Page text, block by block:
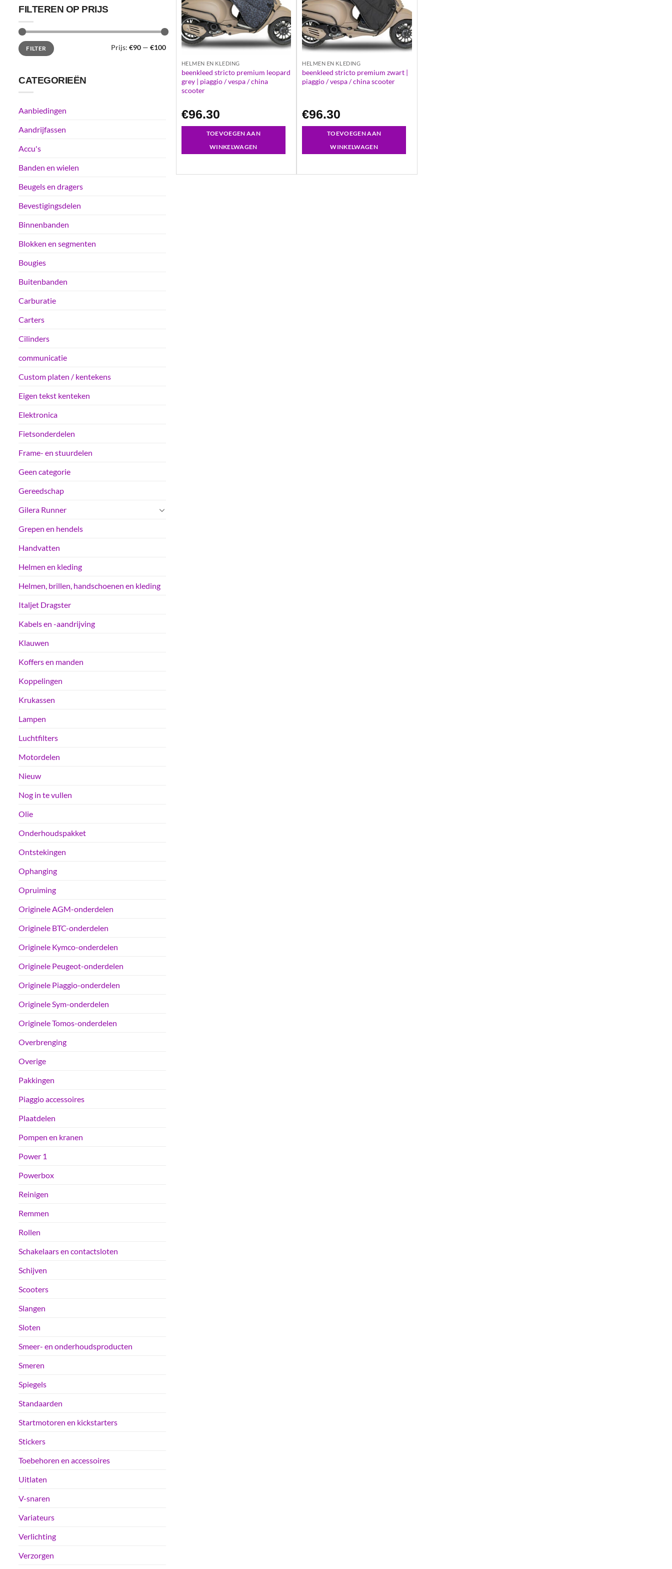
FILTEREN OP PRIJS
Min.
prijs
Max.
prijsFILTER Prijs: €90 — €100
CATEGORIEËN
Aanbiedingen
Aandrijfassen
Accu's
Banden en wielen
Beugels en dragers
Bevestigingsdelen
Binnenbanden
Blokken en segmenten
Bougies
Buitenbanden
Carburatie
Carters
Cilinders
communicatie
Custom platen / kentekens
Eigen tekst kenteken
Elektronica
Fietsonderdelen
Frame- en stuurdelen
Geen categorie
Gereedschap
Gilera Runner
Grepen en hendels
Handvatten
Helmen en kleding
Helmen, brillen, handschoenen en kleding
Italjet Dragster
Kabels en -aandrijving
Klauwen
Koffers en manden
Koppelingen
Krukassen
Lampen
Luchtfilters
Motordelen
Nieuw
Nog in te vullen
Olie
Onderhoudspakket
Ontstekingen
Ophanging
Opruiming
Originele AGM-onderdelen
Originele BTC-onderdelen
Originele Kymco-onderdelen
Originele Peugeot-onderdelen
Originele Piaggio-onderdelen
Originele Sym-onderdelen
Originele Tomos-onderdelen
Overbrenging
Overige
Pakkingen
Piaggio accessoires
Plaatdelen
Pompen en kranen
Power 1
Powerbox
Reinigen
Remmen
Rollen
Schakelaars en contactsloten
Schijven
Scooters
Slangen
Sloten
Smeer- en onderhoudsproducten
Smeren
Spiegels
Standaarden
Startmotoren en kickstarters
Stickers
Toebehoren en accessoires
Uitlaten
V-snaren
Variateurs
Verlichting
Verzorgen
HELMEN EN KLEDING
beenkleed stricto premium leopard
grey | piaggio / vespa / china
scooter
€96.30
TOEVOEGEN AAN
WINKELWAGEN
HELMEN EN KLEDING
beenkleed stricto premium zwart |
piaggio / vespa / china scooter
€96.30
TOEVOEGEN AAN
WINKELWAGEN